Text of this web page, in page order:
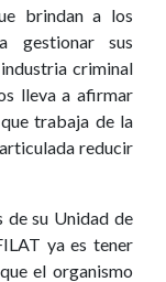
brindan a los
gestionar sus
criminal
lleva a afirmar
trabaja de la
reducir
de su Unidad de
ya es tener
el organismo